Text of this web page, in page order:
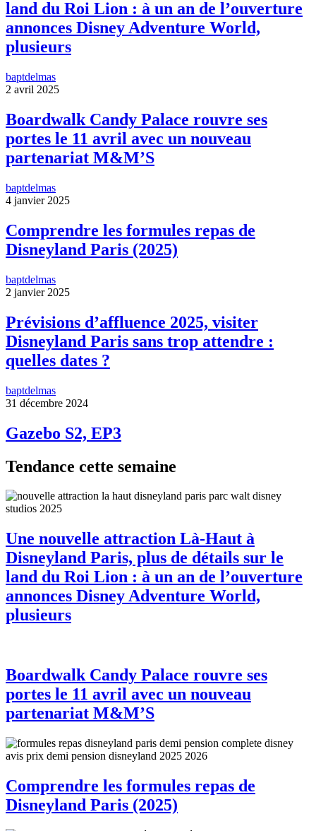
land du Roi Lion : à un an de l’ouverture
annonces Disney Adventure World,
plusieurs
baptdelmas
2 avril 2025
Boardwalk Candy Palace rouvre ses
portes le 11 avril avec un nouveau
partenariat M&M’S
baptdelmas
4 janvier 2025
Comprendre les formules repas de
Disneyland Paris (2025)
baptdelmas
2 janvier 2025
Prévisions d’affluence 2025, visiter
Disneyland Paris sans trop attendre :
quelles dates ?
baptdelmas
31 décembre 2024
Gazebo S2, EP3
Tendance cette semaine
Une nouvelle attraction Là-Haut à
Disneyland Paris, plus de détails sur le
land du Roi Lion : à un an de l’ouverture
annonces Disney Adventure World,
plusieurs
Boardwalk Candy Palace rouvre ses
portes le 11 avril avec un nouveau
partenariat M&M’S
Comprendre les formules repas de
Disneyland Paris (2025)